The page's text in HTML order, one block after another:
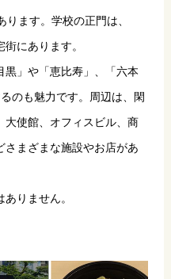
ます。学校の正門は、
にあります。
黒」や「恵比寿」、「六本
のも魅力です。周辺は、閑
使館、オフィスビル、商
まざまな施設やお店があ
りません。